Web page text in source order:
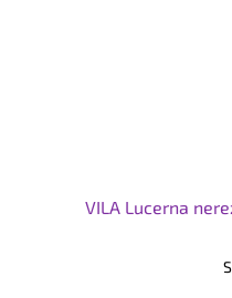
VILA Lucerna